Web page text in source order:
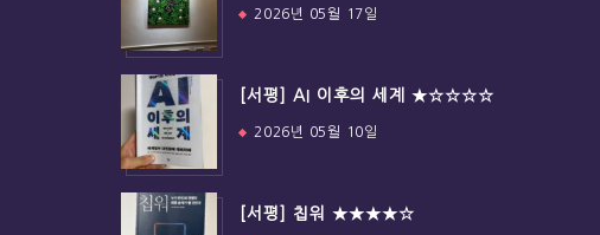
2026년 05월 17일
[서평] AI 이후의 세계 ★☆☆☆☆
2026년 05월 10일
[서평] 칩워 ★★★★☆